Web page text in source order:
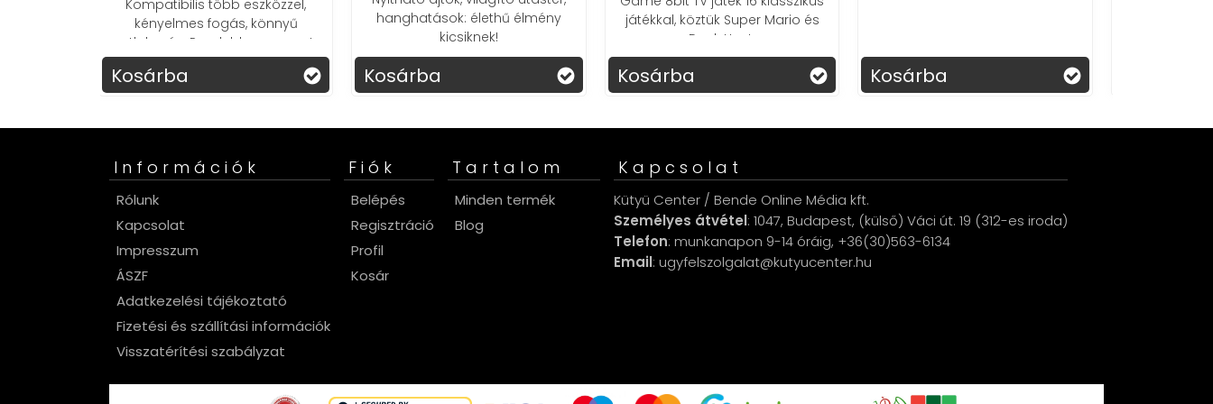
hanghatások: élethű élmény
kicsiknek!
Kosárba
játékkal, köztük Super Mario és
Duck Hunt.
Kosárba Kosárba Kosárba
Információk
Rólunk
Kapcsolat
Impresszum
ÁSZF
Adatkezelési tájékoztató
Fizetési és szállítási információk
Visszatérítési szabályzat
Fiók
Belépés
Regisztráció
Profil
Kosár
Tartalom
Minden termék
Blog
Kapcsolat
Kütyü Center / Bende Online Média kft.
Személyes átvétel: 1047, Budapest, (külső) Váci út. 19 (312-es iroda)
Telefon: munkanapon 9-14 óráig, +36(30)563-6134
Email: ugyfelszolgalat@kutyucenter.hu